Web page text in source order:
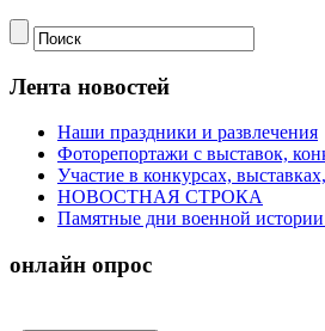
Лента новостей
Наши праздники и развлечения
Фоторепортажи с выставок,
Участие в конкурсах,
НОВОСТНАЯ СТРОКА
Памятные дни военной
онлайн опрос